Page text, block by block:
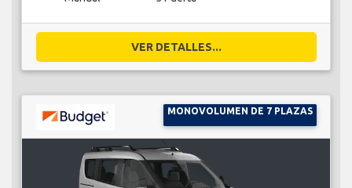
VER DETALLES...
MONOVOLUMEN DE 7 PLAZAS